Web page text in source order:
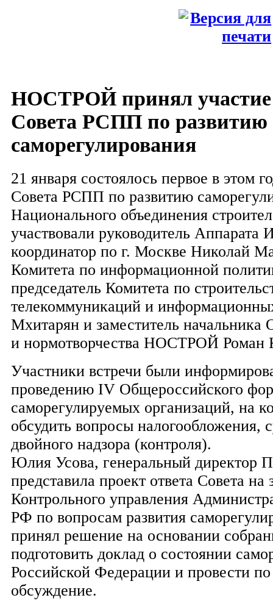
НОСТРОЙ принял участие
Совета РСПП по развитию
саморегулирования
21 января состоялось первое в этом
Совета РСПП по развитию
Национального объединения
участвовали руководитель Аппарата
координатор по г. Москве Николай
Комитета по информационной
председатель Комитета по
телекоммуникаций и
Мхитарян и заместитель начальника
и нормотворчества НОСТРОЙ Роман
Участники встречи были
проведению IV Общероссийского
саморегулируемых организаций, на
обсудить вопросы налогообложения,
двойного надзора (контроля).
Юлия Усова, генеральный директор
представила проект ответа Совета на
Контрольного управления
РФ по вопросам развития
принял решение на основании
подготовить доклад о состоянии
Российской Федерации и провести
обсуждение.